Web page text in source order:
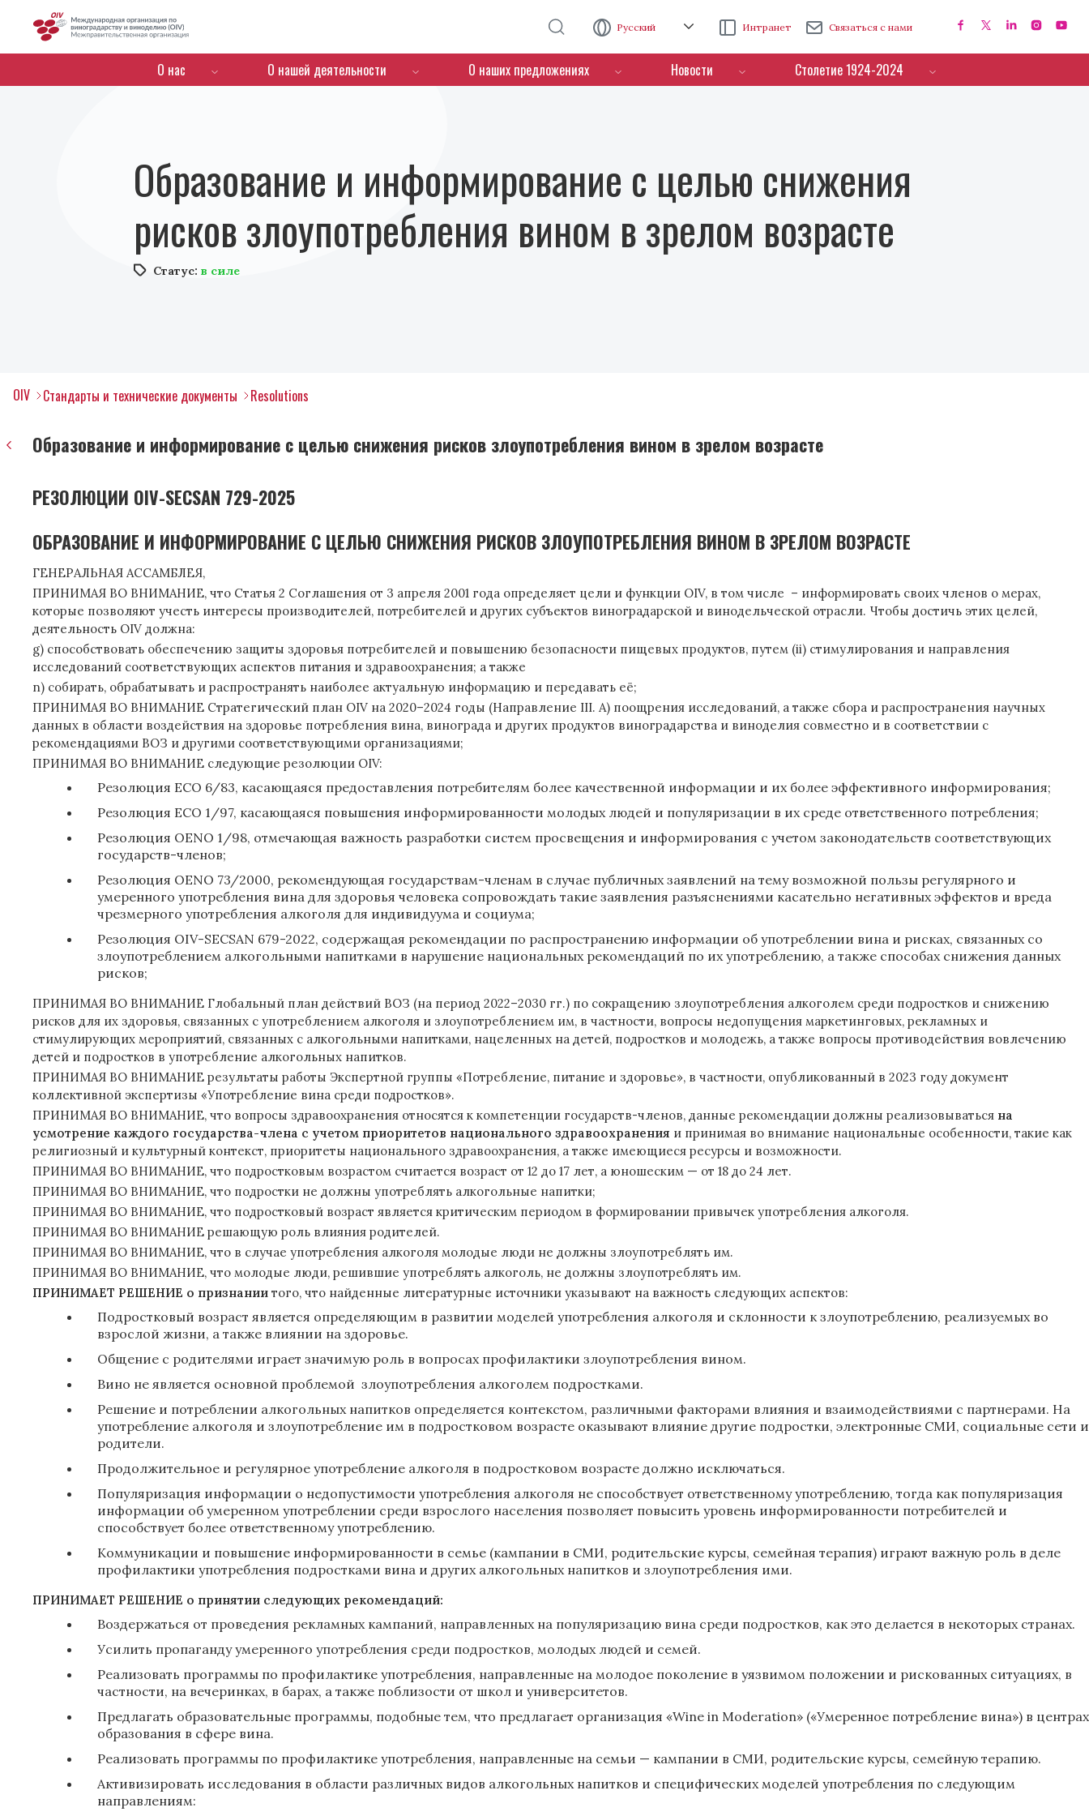
Русский Интранет Связаться с нами
Menú de navegación
О нас О нашей деятельности О наших предложениях Новости Столетие 1924-2024
Образование и информирование с целью снижения
рисков злоупотребления вином в зрелом возрасте
Статус: в силе
OIV Стандарты и технические документы Resolutions
Образование и информирование с целью снижения рисков злоупотребления вином в зрелом возрасте
РЕЗОЛЮЦИИ OIV-SECSAN 729-2025
ОБРАЗОВАНИЕ И ИНФОРМИРОВАНИЕ С ЦЕЛЬЮ СНИЖЕНИЯ РИСКОВ ЗЛОУПОТРЕБЛЕНИЯ ВИНОМ В ЗРЕЛОМ ВОЗРАСТЕ
ГЕНЕРАЛЬНАЯ АССАМБЛЕЯ,
ПРИНИМАЯ ВО ВНИМАНИЕ, что Статья 2 Соглашения от 3 апреля 2001 года определяет цели и функции OIV, в том числе – информировать своих членов о мерах,
которые позволяют учесть интересы производителей, потребителей и других субъектов виноградарской и винодельческой отрасли. Чтобы достичь этих целей,
деятельность OIV должна:
g) способствовать обеспечению защиты здоровья потребителей и повышению безопасности пищевых продуктов, путем (ii) стимулирования и направления
исследований соответствующих аспектов питания и здравоохранения; а также
n) собирать, обрабатывать и распространять наиболее актуальную информацию и передавать её;
ПРИНИМАЯ ВО ВНИМАНИЕ Стратегический план OIV на 2020–2024 годы (Направление III. A) поощрения исследований, а также сбора и распространения научных
данных в области воздействия на здоровье потребления вина, винограда и других продуктов виноградарства и виноделия совместно и в соответствии с
рекомендациями ВОЗ и другими соответствующими организациями;
ПРИНИМАЯ ВО ВНИМАНИЕ следующие резолюции OIV:
Резолюция ECO 6/83, касающаяся предоставления потребителям более качественной информации и их более эффективного информирования;
Резолюция ECO 1/97, касающаяся повышения информированности молодых людей и популяризации в их среде ответственного потребления;
Резолюция OENO 1/98, отмечающая важность разработки систем просвещения и информирования с учетом законодательств соответствующих
государств-членов;
Резолюция OENO 73/2000, рекомендующая государствам-членам в случае публичных заявлений на тему возможной пользы регулярного и
умеренного употребления вина для здоровья человека сопровождать такие заявления разъяснениями касательно негативных эффектов и вреда
чрезмерного употребления алкоголя для индивидуума и социума;
Резолюция OIV-SECSAN 679-2022, содержащая рекомендации по распространению информации об употреблении вина и рисках, связанных со
злоупотреблением алкогольными напитками в нарушение национальных рекомендаций по их употреблению, а также способах снижения данных
рисков;
ПРИНИМАЯ ВО ВНИМАНИЕ Глобальный план действий ВОЗ (на период 2022–2030 гг.) по сокращению злоупотребления алкоголем среди подростков и снижению
рисков для их здоровья, связанных с употреблением алкоголя и злоупотреблением им, в частности, вопросы недопущения маркетинговых, рекламных и
стимулирующих мероприятий, связанных с алкогольными напитками, нацеленных на детей, подростков и молодежь, а также вопросы противодействия вовлечению
детей и подростков в употребление алкогольных напитков.
ПРИНИМАЯ ВО ВНИМАНИЕ результаты работы Экспертной группы «Потребление, питание и здоровье», в частности, опубликованный в 2023 году документ
коллективной экспертизы «Употребление вина среди подростков».
ПРИНИМАЯ ВО ВНИМАНИЕ, что вопросы здравоохранения относятся к компетенции государств-членов, данные рекомендации должны реализовываться на
усмотрение каждого государства-члена с учетом приоритетов национального здравоохранения и принимая во внимание национальные особенности, такие как
религиозный и культурный контекст, приоритеты национального здравоохранения, а также имеющиеся ресурсы и возможности.
ПРИНИМАЯ ВО ВНИМАНИЕ, что подростковым возрастом считается возраст от 12 до 17 лет, а юношеским — от 18 до 24 лет.
ПРИНИМАЯ ВО ВНИМАНИЕ, что подростки не должны употреблять алкогольные напитки;
ПРИНИМАЯ ВО ВНИМАНИЕ, что подростковый возраст является критическим периодом в формировании привычек употребления алкоголя.
ПРИНИМАЯ ВО ВНИМАНИЕ решающую роль влияния родителей.
ПРИНИМАЯ ВО ВНИМАНИЕ, что в случае употребления алкоголя молодые люди не должны злоупотреблять им.
ПРИНИМАЯ ВО ВНИМАНИЕ, что молодые люди, решившие употреблять алкоголь, не должны злоупотреблять им.
ПРИНИМАЕТ РЕШЕНИЕ о признании того, что найденные литературные источники указывают на важность следующих аспектов:
Подростковый возраст является определяющим в развитии моделей употребления алкоголя и склонности к злоупотреблению, реализуемых во
взрослой жизни, а также влиянии на здоровье.
Общение с родителями играет значимую роль в вопросах профилактики злоупотребления вином.
Вино не является основной проблемой злоупотребления алкоголем подростками.
Решение и потреблении алкогольных напитков определяется контекстом, различными факторами влияния и взаимодействиями с партнерами. На
употребление алкоголя и злоупотребление им в подростковом возрасте оказывают влияние другие подростки, электронные СМИ, социальные сети и
родители.
Продолжительное и регулярное употребление алкоголя в подростковом возрасте должно исключаться.
Популяризация информации о недопустимости употребления алкоголя не способствует ответственному употреблению, тогда как популяризация
информации об умеренном употреблении среди взрослого населения позволяет повысить уровень информированности потребителей и
способствует более ответственному употреблению.
Коммуникации и повышение информированности в семье (кампании в СМИ, родительские курсы, семейная терапия) играют важную роль в деле
профилактики употребления подростками вина и других алкогольных напитков и злоупотребления ими.
ПРИНИМАЕТ РЕШЕНИЕ о принятии следующих рекомендаций:
Воздержаться от проведения рекламных кампаний, направленных на популяризацию вина среди подростков, как это делается в некоторых странах.
Усилить пропаганду умеренного употребления среди подростков, молодых людей и семей.
Реализовать программы по профилактике употребления, направленные на молодое поколение в уязвимом положении и рискованных ситуациях, в
частности, на вечеринках, в барах, а также поблизости от школ и университетов.
Предлагать образовательные программы, подобные тем, что предлагает организация «Wine in Moderation» («Умеренное потребление вина») в центрах
образования в сфере вина.
Реализовать программы по профилактике употребления, направленные на семьи — кампании в СМИ, родительские курсы, семейную терапию.
Активизировать исследования в области различных видов алкогольных напитков и специфических моделей употребления по следующим
направлениям: